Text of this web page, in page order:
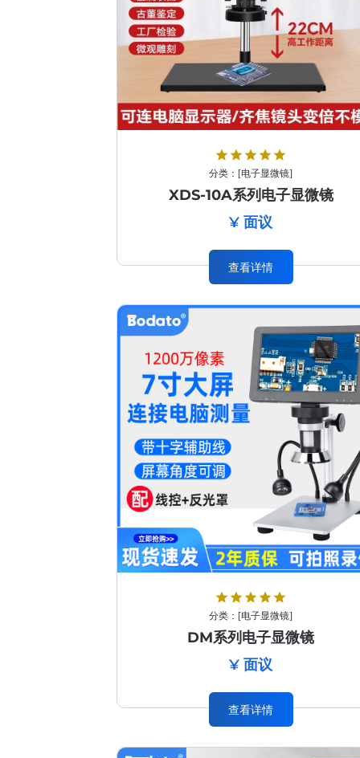
star star star star star
分类： [电子显微镜]
XDS-10A系列电子显微镜
¥ 面议
查看详情
star star star star star
分类： [电子显微镜]
DM系列电子显微镜
¥ 面议
查看详情